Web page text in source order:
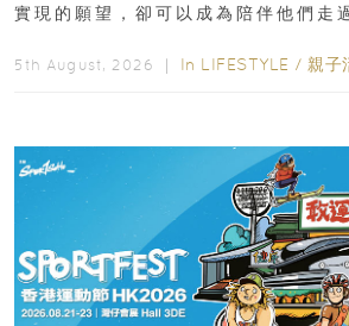
實現的願望，卻可以成為陪伴他們走
5th August, 2026 ｜ In LIFESTYLE / 親子